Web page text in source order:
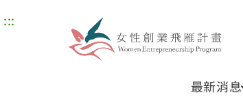
:::
最新消息